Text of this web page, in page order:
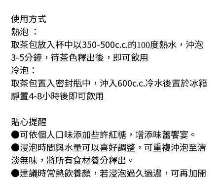
使用方式
熱泡 ：
取茶包放入杯中以350-500c.c.的100度熱水， 沖泡
3-5分鐘，待茶色釋出後，即可飲用
冷泡：
取茶包置入密封瓶中，沖入600c.c.冷水後置於冰箱
靜置4-8小時後即可飲用
貼心提醒
●可依個人口味添加些許紅糖，增添味蕾饗宴。
●浸泡時間與水量可以喜好調整，可重複沖泡至清
淡無味，將所有食材養分釋出。
●建議時常熱飲養顏，若浸泡過久過濃，可再加開